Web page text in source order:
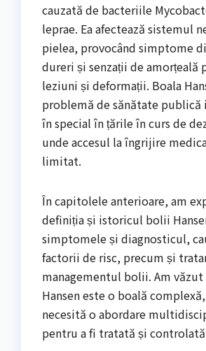
cauzată de bacteriile
leprae. Ea afectează sistemul
pielea, provocând simptome
dureri și senzații de amorțeală
leziuni și deformații. Boala
problemă de sănătate
în special în țările în curs de
unde accesul la îngrijire
limitat.
În capitolele anterioare, am
definiția și istoricul bolii
simptomele și diagnosticul,
factorii de risc, precum și
managementul bolii. Am văzut
Hansen este o boală
necesită o abordare
pentru a fi tratată și